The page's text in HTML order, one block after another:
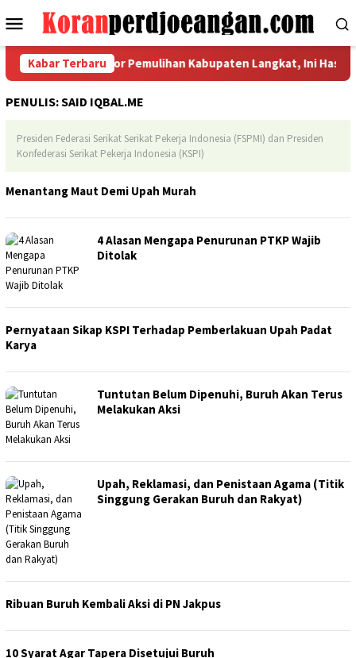
ke
Menu
Mobile
Kabar Terbaru
Indikator Pemulihan Kabupaten Langkat, Ini Hasil
PENULIS:SAID IQBAL.ME
Presiden Federasi Serikat Serikat Pekerja Indonesia (FSPMI) dan Presiden
Konfederasi Serikat Pekerja Indonesia (KSPI)
Menantang Maut Demi Upah Murah
4 Alasan Mengapa Penurunan PTKP Wajib
Ditolak
Pernyataan Sikap KSPI Terhadap Pemberlakuan Upah Padat
Karya
Tuntutan Belum Dipenuhi, Buruh Akan Terus
Melakukan Aksi
Upah, Reklamasi, dan Penistaan Agama (Titik
Singgung Gerakan Buruh dan Rakyat)
Ribuan Buruh Kembali Aksi di PN Jakpus
10 Syarat Agar Tapera Disetujui Buruh